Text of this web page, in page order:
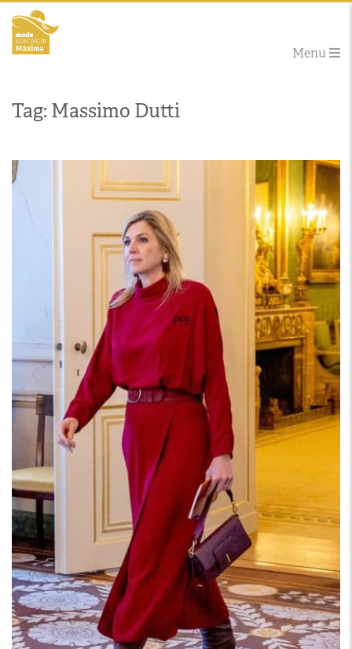
Menu
Tag: Massimo Dutti